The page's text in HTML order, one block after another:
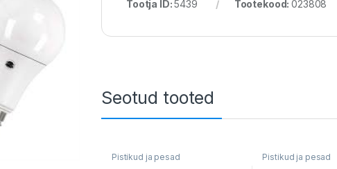
Tootja ID:5439 Tootekood:023808
Seotud tooted
Pistikud ja pesad Pistikud ja pesad